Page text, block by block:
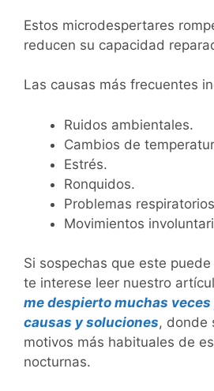
Estos microdespertares
reducen su capacidad
Las causas más frecuentes
Ruidos ambientales.
Cambios de
Estrés.
Ronquidos.
Problemas
Movimientos
Si sospechas que este
te interese leer nuestro
me despierto muchas veces
causas y soluciones, donde
motivos más habituales de
nocturnas.